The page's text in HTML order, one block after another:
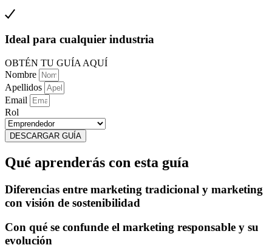
Ideal para cualquier industria
OBTÉN TU GUÍA AQUÍ
Nombre
Apellidos
Email
Rol
DESCARGAR GUÍA
Qué aprenderás con esta guía
Diferencias entre marketing tradicional y marketing
con visión de sostenibilidad
Con qué se confunde el marketing responsable y su
evolución